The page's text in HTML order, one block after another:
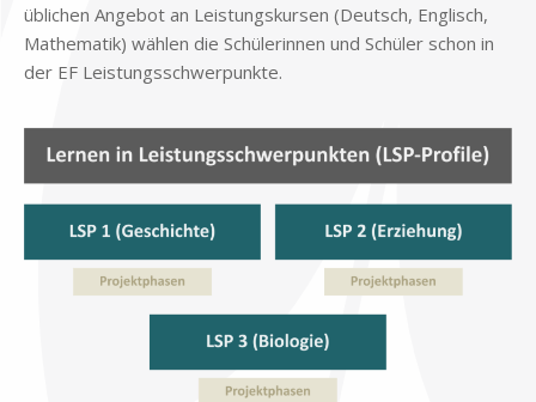
üb­li­chen An­ge­bot an Lei­stungs­kur­sen (Deutsch, Eng­lisch,
Ma­the­ma­tik) wäh­len die Schü­le­rin­nen und Schü­ler schon in
der EF Lei­stungs­schwer­punk­te.